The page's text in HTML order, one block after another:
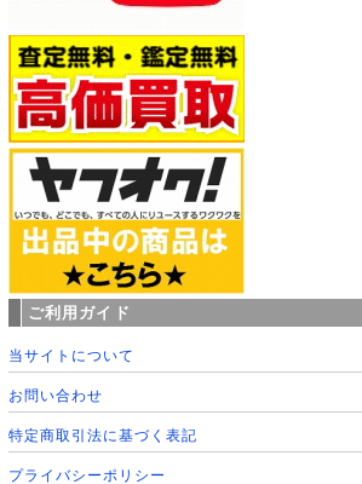
ご利用ガイド
当サイトについて
お問い合わせ
特定商取引法に基づく表記
プライバシーポリシー